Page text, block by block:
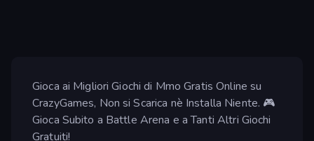
Gioca ai Migliori Giochi di Mmo Gratis Online su
CrazyGames, Non si Scarica nè Installa Niente. 🎮
Gioca Subito a Battle Arena e a Tanti Altri Giochi
Gratuiti!